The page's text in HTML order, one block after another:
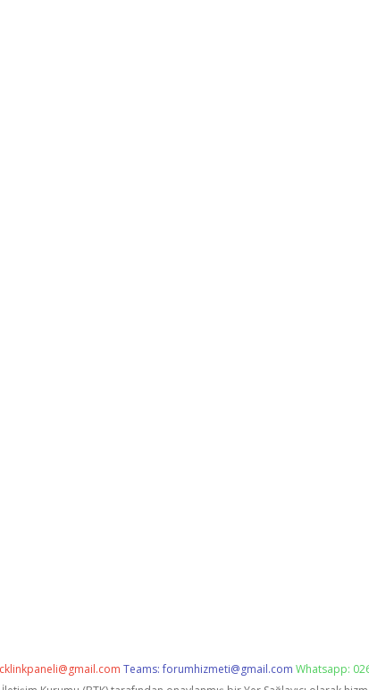
Teams:forumhizmeti@gmail.com Whatsapp: